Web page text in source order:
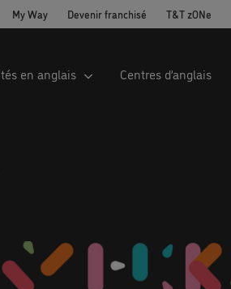
My Way Devenir franchisé T&T zONe
en anglais Centres d’anglais